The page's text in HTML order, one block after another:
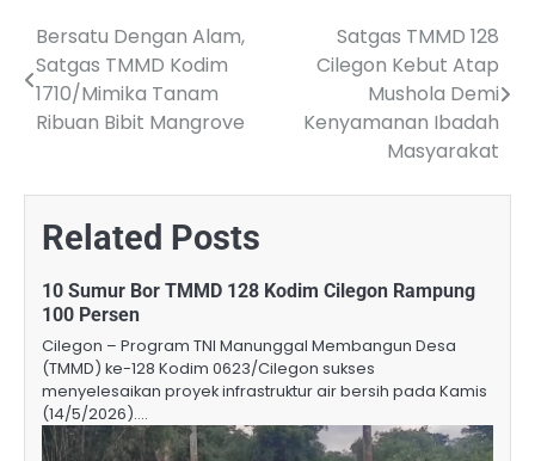
Post
navigation
Bersatu Dengan Alam,
Satgas TMMD Kodim
1710/Mimika Tanam
Ribuan Bibit Mangrove
Satgas TMMD 128
Cilegon Kebut Atap
Mushola Demi
Kenyamanan Ibadah
Masyarakat
Related Posts
10 Sumur Bor TMMD 128 Kodim Cilegon Rampung
100 Persen
Cilegon – Program TNI Manunggal Membangun Desa
(TMMD) ke-128 Kodim 0623/Cilegon sukses
menyelesaikan proyek infrastruktur air bersih pada Kamis
(14/5/2026).…